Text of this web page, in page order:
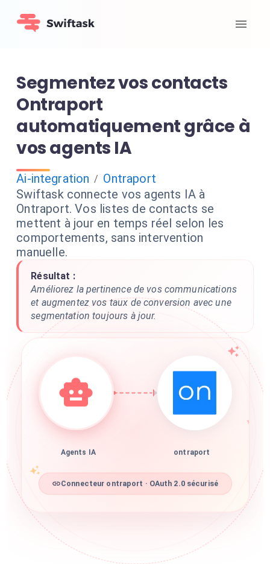
Segmentez vos contacts
Ontraport
automatiquement grâce à
vos agents IA
Ai-integration / Ontraport
Swiftask connecte vos agents IA à
Ontraport. Vos listes de contacts se
mettent à jour en temps réel selon les
comportements, sans intervention
manuelle.
Résultat :
Améliorez la pertinence de vos communications
et augmentez vos taux de conversion avec une
segmentation toujours à jour.
Agents IA ontraport
Connecteur ontraport · OAuth 2.0 sécurisé